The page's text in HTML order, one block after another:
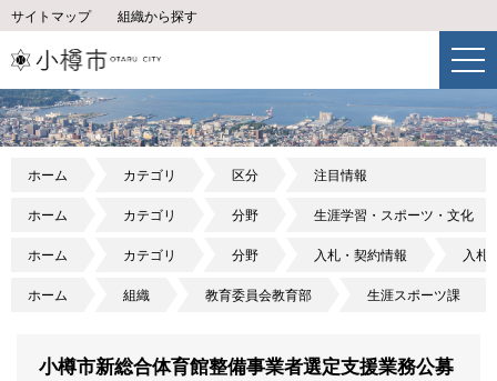
サイトマップ 組織から探す
ホーム カテゴリ 区分 注目情報
ホーム カテゴリ 分野 生涯学習・スポーツ・文化
ホーム カテゴリ 分野 入札・契約情報 入札
ホーム 組織 教育委員会教育部 生涯スポーツ課
小樽市新総合体育館整備事業者選定支援業務公募